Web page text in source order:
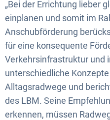
„Bei der Errichtung lieber
einplanen und somit im
Anschubförderung
für eine konsequente
Verkehrsinfrastruktur und
unterschiedliche
Alltagsradwege und
des LBM. Seine
erkennen, müssen